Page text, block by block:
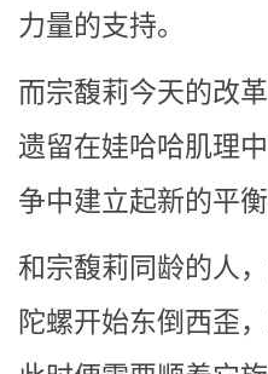
力量的支持。
而宗馥莉今天的改
遗留在娃哈哈肌理
争中建立起新的平衡
和宗馥莉同龄的人
陀螺开始东倒西歪